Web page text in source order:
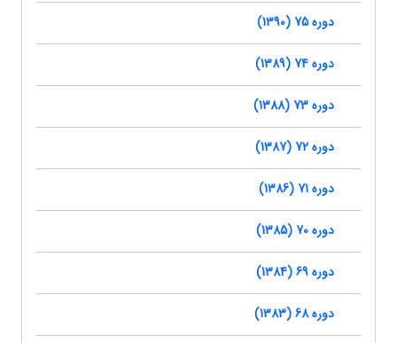
دوره 75 (1390)
دوره 74 (1389)
دوره 73 (1388)
دوره 72 (1387)
دوره 71 (1386)
دوره 70 (1385)
دوره 69 (1384)
دوره 68 (1383)